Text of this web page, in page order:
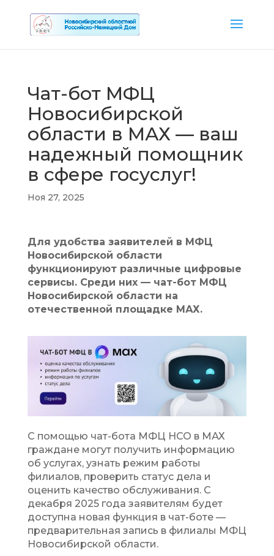
Чат-бот МФЦ
Новосибирской
области в МАХ — ваш
надежный помощник
в сфере госуслуг!
Ноя 27, 2025
Для удобства заявителей в МФЦ
Новосибирской области
функционируют различные цифровые
сервисы. Среди них — чат-бот МФЦ
Новосибирской области на
отечественной площадке МАХ.
С помощью чат-бота МФЦ НСО в МАХ
граждане могут получить информацию
об услугах, узнать режим работы
филиалов, проверить статус дела и
оценить качество обслуживания. С
декабря 2025 года заявителям будет
доступна новая функция в чат-боте —
предварительная запись в филиалы МФЦ
Новосибирской области.